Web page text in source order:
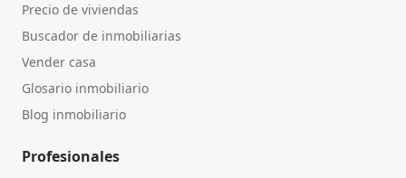
Precio de viviendas
Buscador de inmobiliarias
Vender casa
Glosario inmobiliario
Blog inmobiliario
Profesionales